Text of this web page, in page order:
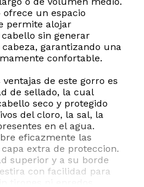
ofrece un espacio
permite alojar
sin generar
garantizando una
confortable.
de este gorro es
de sellado, la cual
seco y protegido
del cloro, la sal, la
en el agua.
eficazmente las
extra de proteccion.
superior y a su borde
con facilidad para